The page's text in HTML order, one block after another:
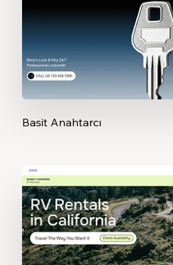
Basit Anahtarcı